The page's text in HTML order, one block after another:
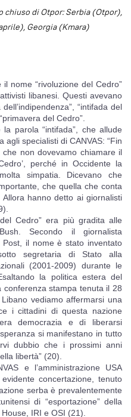
chiuso di Otpor: Serbia (Otpor),
Georgia (Kmara)
nome “rivoluzione del Cedro”
libanesi. Questi avevano
“intifada del
del Cedro”.
parola “intifada”, che allude
specialisti di CANVAS: “Fin
non dovevamo chiamare il
perché in Occidente la
simpatia. Dicevano che
che quella che conta
Allora hanno detto ai giornalisti
Cedro” era più gradita alle
Secondo il giornalista
il nome è stato inventato
segretaria di Stato alla
(2001-2009) durante le
la politica estera del
stampa tenuta il 28
vediamo affermarsi una
i cittadini di questa nazione
democrazia e di liberarsi
si manifestano in tutto
dubbio che i prossimi anni
libertà” (20).
e l’amministrazione USA
concertazione, tenuto
serba è prevalentemente
di “esportazione” della
IRI e OSI (21).